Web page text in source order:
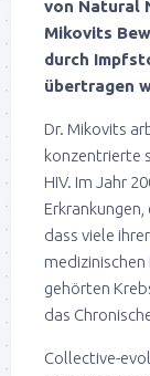
von Natural
Mikovits
durch
übertragen
Dr. Mikovits
konzentrierte
HIV. Im Jahr
dass viele
gehörten
das
Collective-